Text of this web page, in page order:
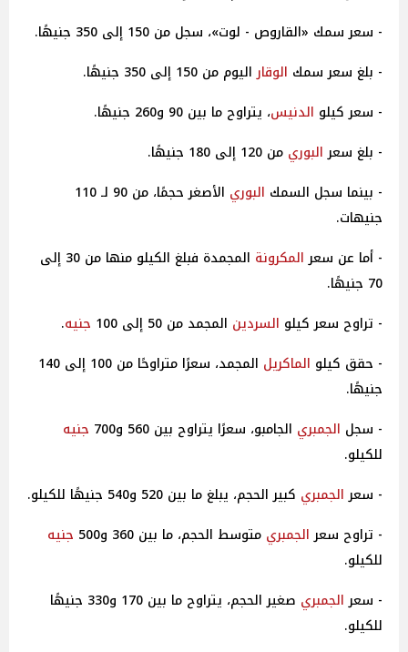
- سعر سمك «القاروص - لوت»، سجل من 150 إلى 350 جنيهًا.
- بلغ سعر سمك الوقاراليوم من 150 إلى 350 جنيهًا.
- سعر كيلو الدنيس، يتراوح ما بين 90 و260 جنيهًا.
- بلغ سعرالبوري من 120 إلى 180 جنيهًا.
- بينما سجل السمك البوري
الأصغر حجمًا، من 90 لـ 110
جنيهات.
- أما عن سعرالمكرونة
المجمدة فبلغ الكيلو منها من 30 إلى
70 جنيهًا.
- تراوح سعر كيلو السردين المجمد من 50 إلى 100 جنيه.
- حقق كيلو الماكريل
المجمد، سعرًا متراوحًا من 100 إلى 140
جنيهًا.
- سجل الجمبري الجامبو، سعرًا يتراوح بين 560 و700
جنيه
للكيلو.
- سعرالجمبري كبير الحجم، يبلغ ما بين 520 و540 جنيهًا للكيلو.
- تراوح سعرالجمبري متوسط الحجم، ما بين 360 و500
جنيه
للكيلو.
- سعرالجمبري
صغير الحجم، يتراوح ما بين 170 و330 جنيهًا
للكيلو.